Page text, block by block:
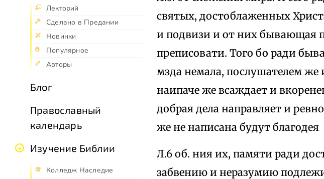
Лекторий
Сделано в Предании
Новинки
Популярное
Авторы
Блог
Православный
календарь
Изучение Библии
Колледж Наследие
святых, достоблаженных
и подвизи и от них бывающая
преписовати. Того бо ради
мзда немала, послушателем же
наипаче же всаждает и
добрая дела направляет и
же не написана будут благодея
Л.6 об. ния их, памяти ради
забвению и неразумию